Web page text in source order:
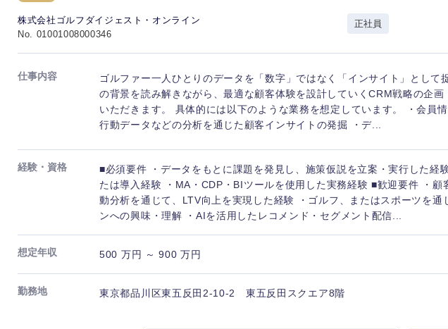
株式会社ゴルフダイジェスト・オンライン
No. 01001008000346
正社員
仕事内容
ゴルファー一人ひとりのデータを「数字」ではなく「インサイト」として
の背景を読み解きながら、最適な顧客体験を設計していくCRM戦略の企画
いただきます。 具体的には以下のような業務を想定しています。 ・会員情
行動データなどの分析を通じた顧客インサイトの発掘 ・デ...
経験・資格
■必須要件 ・データをもとに課題を発見し、施策仮説を立案・実行した経
たは導入経験 ・MA・CDP・BIツールを使用した実務経験 ■歓迎要件 ・顧
動分析を通じて、LTV向上を実現した経験 ・ゴルフ、またはスポーツを通
ンへの興味・理解 ・AIを活用したレコメンド・セグメント配信...
想定年収 500 万円 ～ 900 万円
勤務地 東京都品川区東五反田2-10-2 東五反田スクエア8階